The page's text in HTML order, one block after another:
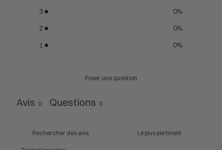
3
0%
2
0%
1
0%
Poser une question
Avis 0 Questions 0